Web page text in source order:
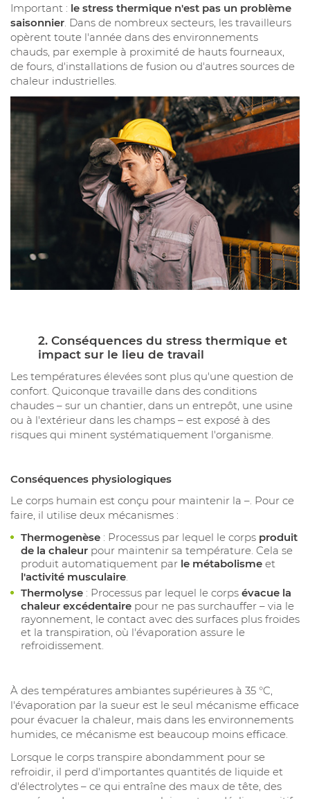
Important : le stress thermique n'est pas un problème
saisonnier. Dans de nombreux secteurs, les travailleurs
opèrent toute l'année dans des environnements
chauds, par exemple à proximité de hauts fourneaux,
de fours, d'installations de fusion ou d'autres sources de
chaleur industrielles.
2. Conséquences du stress thermique et
impact sur le lieu de travail
Les températures élevées sont plus qu'une question de
confort. Quiconque travaille dans des conditions
chaudes – sur un chantier, dans un entrepôt, une usine
ou à l'extérieur dans les champs – est exposé à des
risques qui minent systématiquement l'organisme.
Conséquences physiologiques
Le corps humain est conçu pour maintenir la –. Pour ce
faire, il utilise deux mécanismes :
Thermogenèse : Processus par lequel le corps produit
de la chaleur pour maintenir sa température. Cela se
produit automatiquement par le métabolisme et
l'activité musculaire.
Thermolyse : Processus par lequel le corps évacue la
chaleur excédentaire pour ne pas surchauffer – via le
rayonnement, le contact avec des surfaces plus froides
et la transpiration, où l'évaporation assure le
refroidissement.
À des températures ambiantes supérieures à 35 °C,
l'évaporation par la sueur est le seul mécanisme efficace
pour évacuer la chaleur, mais dans les environnements
humides, ce mécanisme est beaucoup moins efficace.
Lorsque le corps transpire abondamment pour se
refroidir, il perd d'importantes quantités de liquide et
d'électrolytes – ce qui entraîne des maux de tête, des